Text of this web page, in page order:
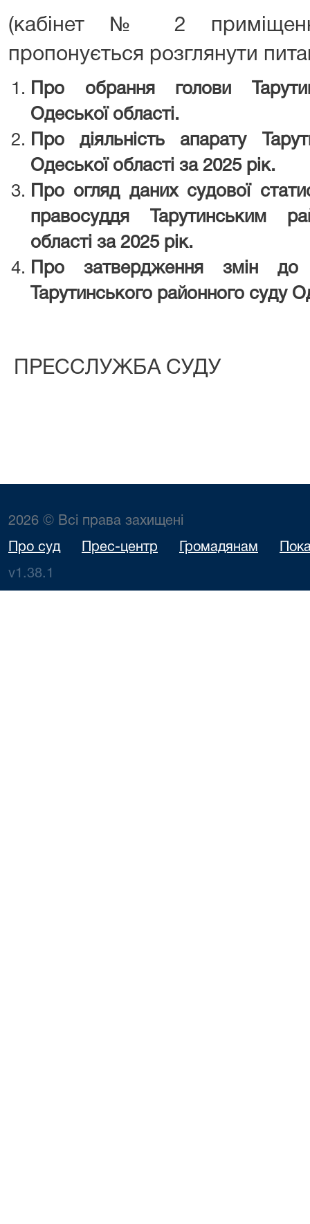
(кабінет № 2
пропонується розглянути
Про обрання голови
Одеської області.
Про діяльність апарату
Одеської області за 2025 рік.
Про огляд даних судової
правосуддя Тарутинським
області за 2025 рік.
Про затвердження змін
Тарутинського районного суду
ПРЕССЛУЖБА СУДУ
2026 © Всі права захищені
Про суд Прес-центр Громадянам
v1.38.1